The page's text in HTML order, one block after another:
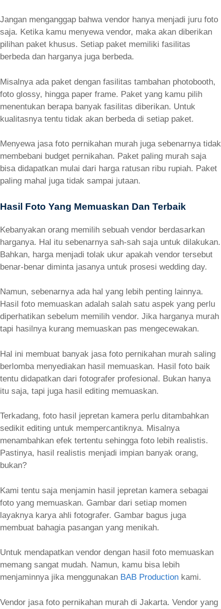
Jangan menganggap bahwa vendor hanya menjadi juru foto
saja. Ketika kamu menyewa vendor, maka akan diberikan
pilihan paket khusus. Setiap paket memiliki fasilitas
berbeda dan harganya juga berbeda.
Misalnya ada paket dengan fasilitas tambahan photobooth,
foto glossy, hingga paper frame. Paket yang kamu pilih
menentukan berapa banyak fasilitas diberikan. Untuk
kualitasnya tentu tidak akan berbeda di setiap paket.
Menyewa jasa foto pernikahan murah juga sebenarnya tidak
membebani budget pernikahan. Paket paling murah saja
bisa didapatkan mulai dari harga ratusan ribu rupiah. Paket
paling mahal juga tidak sampai jutaan.
Hasil Foto Yang Memuaskan Dan Terbaik
Kebanyakan orang memilih sebuah vendor berdasarkan
harganya. Hal itu sebenarnya sah-sah saja untuk dilakukan.
Bahkan, harga menjadi tolak ukur apakah vendor tersebut
benar-benar diminta jasanya untuk prosesi wedding day.
Namun, sebenarnya ada hal yang lebih penting lainnya.
Hasil foto memuaskan adalah salah satu aspek yang perlu
diperhatikan sebelum memilih vendor. Jika harganya murah
tapi hasilnya kurang memuaskan pas mengecewakan.
Hal ini membuat banyak jasa foto pernikahan murah saling
berlomba menyediakan hasil memuaskan. Hasil foto baik
tentu didapatkan dari fotografer profesional. Bukan hanya
itu saja, tapi juga hasil editing memuaskan.
Terkadang, foto hasil jepretan kamera perlu ditambahkan
sedikit editing untuk mempercantiknya. Misalnya
menambahkan efek tertentu sehingga foto lebih realistis.
Pastinya, hasil realistis menjadi impian banyak orang,
bukan?
Kami tentu saja menjamin hasil jepretan kamera sebagai
foto yang memuaskan. Gambar dari setiap momen
layaknya karya ahli fotografer. Gambar bagus juga
membuat bahagia pasangan yang menikah.
Untuk mendapatkan vendor dengan hasil foto memuaskan
memang sangat mudah. Namun, kamu bisa lebih
menjaminnya jika menggunakan BAB Production kami.
Vendor jasa foto pernikahan murah di Jakarta. Vendor yang